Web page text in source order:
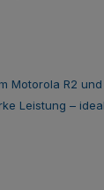
Motorola R2
Leistung –